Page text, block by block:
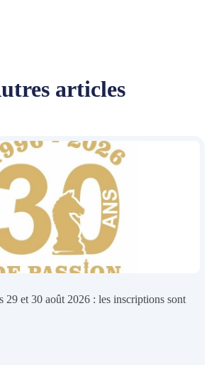
articles
et 30 août 2026 : les inscriptions sont